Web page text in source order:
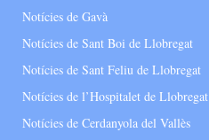
Notícies de Gavà
Notícies de Sant Boi de Llobregat
Notícies de Sant Feliu de Llobregat
Notícies de l’Hospitalet de Llobregat
Notícies de Cerdanyola del Vallès